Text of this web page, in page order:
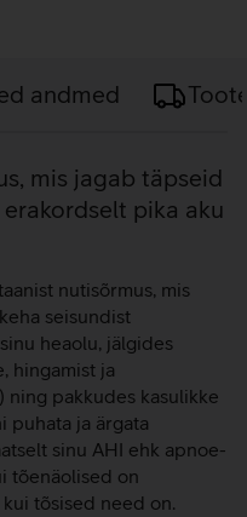
andmed
mis jagab täpseid
pika aku
nutisõrmus, mis
seisundist
heaolu, jälgides
hingamist ja
ning pakkudes kasulikke
puhata ja ärgata
sinu AHI ehk apnoe-
tõenäolised on
tõsised need on.